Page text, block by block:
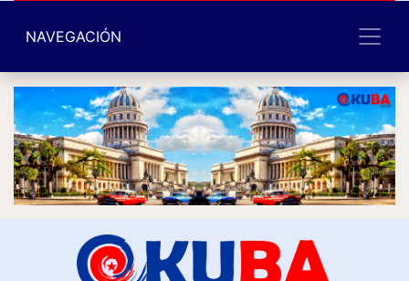
NAVEGACIÓN